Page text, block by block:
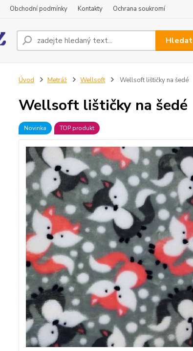
Obchodní podmínky Kontakty Ochrana soukromí
Hledat
Úvod Metráž Wellsoft Wellsoft lištičky na šedé
Wellsoft lištičky na šedé
Novinka TOP produkt